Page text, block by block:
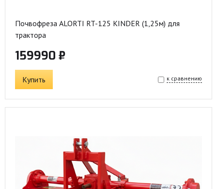
Почвофреза ALORTI RT-125 KINDER (1,25м) для
трактора
159990 ₽
Купить к сравнению